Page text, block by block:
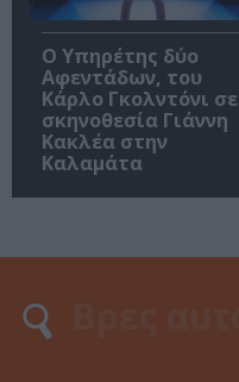
Ο Υπηρέτης δύο
Αφεντάδων, του
Κάρλο Γκολντόνι σε
σκηνοθεσία Γιάννη
Κακλέα στην
Καλαμάτα